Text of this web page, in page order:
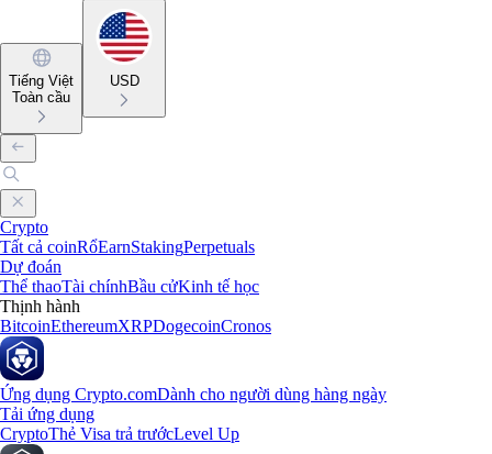
Tiếng Việt
Toàn cầu
USD
Crypto
Tất cả coinRổEarnStakingPerpetuals
Dự đoán
Thể thaoTài chínhBầu cửKinh tế học
Thịnh hành
BitcoinEthereumXRPDogecoinCronos
Ứng dụng Crypto.comDành cho người dùng hàng ngày
Tải ứng dụng
CryptoThẻ Visa trả trướcLevel Up